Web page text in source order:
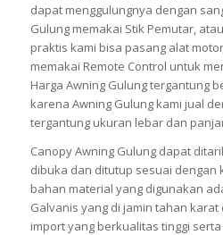
dapat menggulungnya dengan
Gulung memakai Stik Pemutar,
praktis kami bisa pasang alat
memakai Remote Control untuk
Harga Awning Gulung tergantung
karena Awning Gulung kami jual
tergantung ukuran lebar dan
Canopy Awning Gulung dapat
dibuka dan ditutup sesuai dengan
bahan material yang digunakan
Galvanis yang di jamin tahan
import yang berkualitas tinggi